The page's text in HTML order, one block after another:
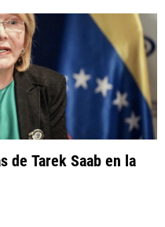
de Tarek Saab en la